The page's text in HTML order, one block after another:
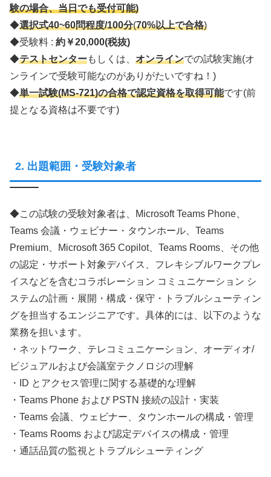
験の場合、当日でも受付可能)
◆選択式40~60問程度/100分(70%以上で合格)
◆受験料 : 約￥20,000(税抜)
◆テストセンターもしくは、 オンラインでの試験実施(オ
ンラインで受験可能なのがありがたいですね！)
◆単一試験(MS-721)の合格で認定資格を取得可能です(前
提となる資格は不要です)
2. 出題範囲・受験対象者
◆この試験の受験対象者は、Microsoft Teams Phone、
Teams 会議・ウェビナー・タウンホール、Teams
Premium、Microsoft 365 Copilot、Teams Rooms、その他
の認定・サポート対象デバイス、フレキシブルワークプレ
イスなどを含むコラボレーション コミュニケーション シ
ステムの計画・展開・構成・保守・トラブルシューティン
グを担当するエンジニアです。具体的には、以下のような
業務を担います。
・ネットワーク、テレコミュニケーション、オーディオ/
ビジュアルおよび会議室テクノロジの理解
・ID とアクセス管理に関する基礎的な理解
・Teams Phone および PSTN 接続の設計・実装
・Teams 会議、ウェビナー、タウンホールの構成・管理
・Teams Rooms および認定デバイスの構成・管理
・通話品質の監視とトラブルシューティング